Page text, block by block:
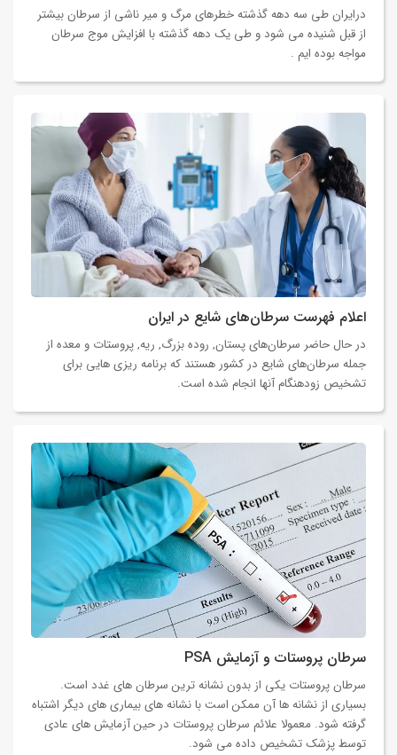
درایران طی سه دهه گذشته خطرهای مرگ و میر ناشی از سرطان بیشتر
از قبل شنیده می شود و طی یک دهه گذشته با افزایش موج سرطان
مواجه بوده ایم .
اعلام فهرست سرطان‌های شایع در ایران
در حال حاضر سرطان‌های پستان, روده بزرگ, ریه, پروستات و معده از
جمله سرطان‌های شایع در کشور هستند که برنامه ریزی هایی برای
تشخیص زودهنگام آنها انجام شده است.
سرطان پروستات و آزمایش PSA
سرطان پروستات یکی از بدون نشانه ترین سرطان های غدد است.
بسیاری از نشانه ها آن ممکن است با نشانه های بیماری های دیگر اشتباه
گرفته شود. معمولا علائم سرطان پروستات در حین آزمایش های عادی
توسط پزشک تشخیص داده می شود.